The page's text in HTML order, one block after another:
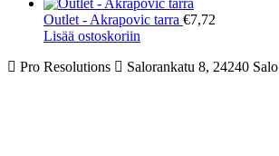
Outlet - Akrapovic tarra €7,72
Lisää ostoskoriin
Pro Resolutions
Salorankatu 8, 24240 Salo